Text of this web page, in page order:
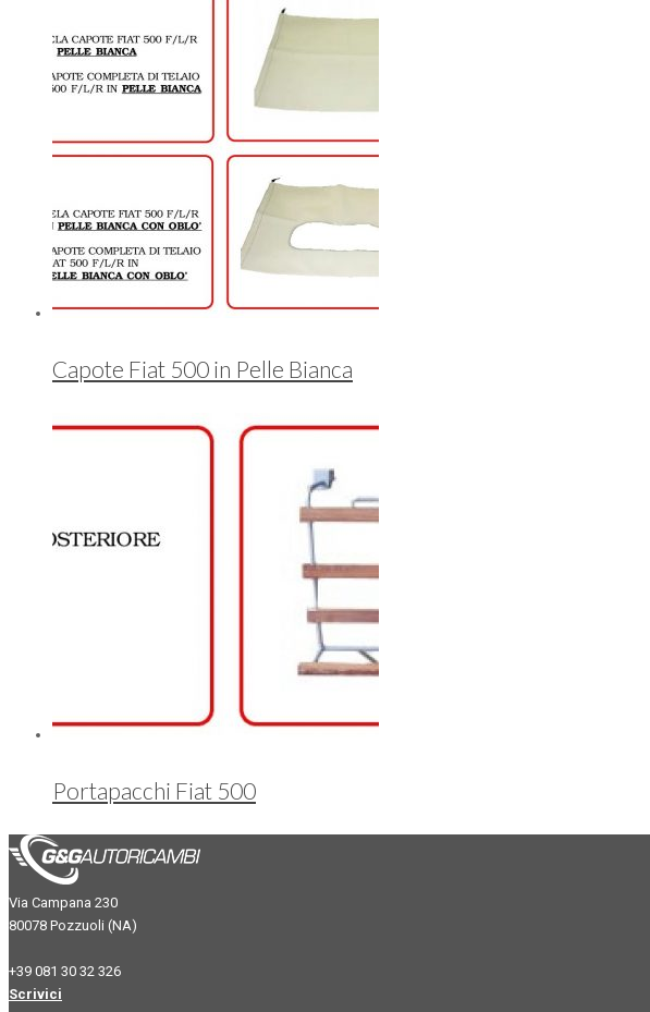
Capote Fiat 500 in Pelle Bianca
Portapacchi Fiat 500
Via Campana 230
80078 Pozzuoli (NA)
+39 081 30 32 326
Scrivici